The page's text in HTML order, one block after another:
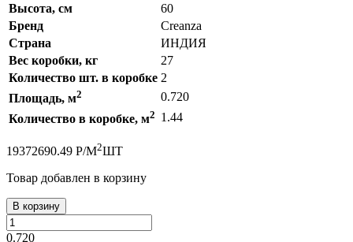
Высота, см
60
Бренд
Creanza
Страна
ИНДИЯ
Вес коробки, кг
27
Количество шт. в коробке 2
Площадь, м2
0.720
Количество в коробке, м2 1.44
19372690.49 Р/М2ШТ
Товар добавлен в корзину
В корзину
0.720